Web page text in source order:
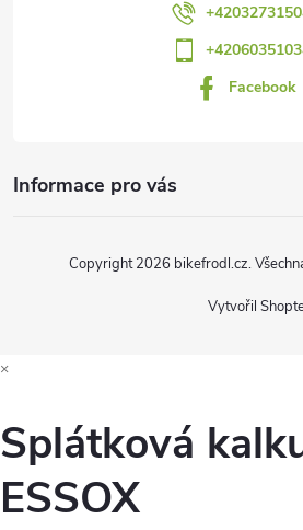
Facebook
Informace pro vás
Vytvořil
Copyright 2026 bikefrodl.cz.
×
Splátková
ESSOX